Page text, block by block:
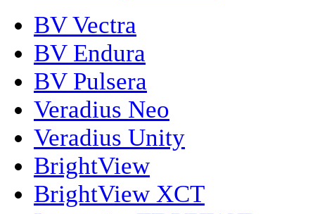
BV Vectra
BV Endura
BV Pulsera
Veradius Neo
Veradius Unity
BrightView
BrightView XCT